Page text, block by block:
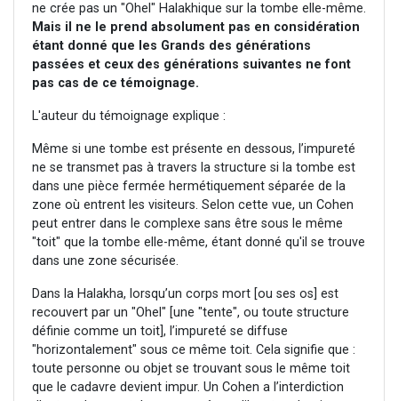
ne crée pas un "Ohel" Halakhique sur la tombe elle-même.
Mais il ne le prend absolument pas en considération
étant donné que les Grands des générations
passées et ceux des générations suivantes ne font
pas cas de ce témoignage.
L'auteur du témoignage explique :
Même si une tombe est présente en dessous, l’impureté
ne se transmet pas à travers la structure si la tombe est
dans une pièce fermée hermétiquement séparée de la
zone où entrent les visiteurs. Selon cette vue, un Cohen
peut entrer dans le complexe sans être sous le même
"toit" que la tombe elle-même, étant donné qu'il se trouve
dans une zone sécurisée.
Dans la Halakha, lorsqu’un corps mort [ou ses os] est
recouvert par un "Ohel" [une "tente", ou toute structure
définie comme un toit], l’impureté se diffuse
"horizontalement" sous ce même toit. Cela signifie que :
toute personne ou objet se trouvant sous le même toit
que le cadavre devient impur. Un Cohen a l’interdiction